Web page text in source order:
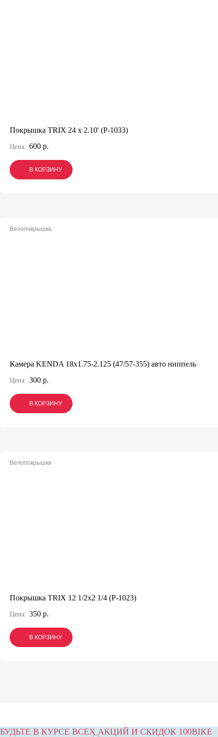
Покрышка TRIX 24 x 2.10' (P-1033)
Цена: 600 р.
В КОРЗИНУ
В КОРЗИНУ
В КОРЗИНУ
Велопокрышки
Камера KENDA 18x1.75-2.125 (47/57-355) авто ниппель
Цена: 300 р.
В КОРЗИНУ
В КОРЗИНУ
В КОРЗИНУ
Велопокрышки
Покрышка TRIX 12 1/2x2 1/4 (P-1023)
Цена: 350 р.
В КОРЗИНУ
В КОРЗИНУ
В КОРЗИНУ
БУДЬТЕ В КУРСЕ ВСЕХ АКЦИЙ И СКИДОК 100BIKE